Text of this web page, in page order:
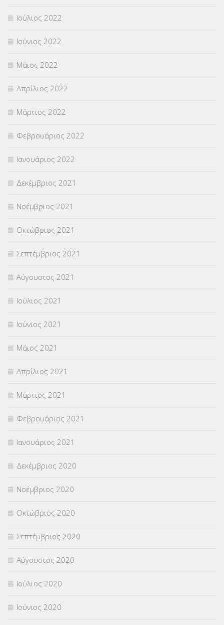
Ιούλιος 2022
Ιούνιος 2022
Μάιος 2022
Απρίλιος 2022
Μάρτιος 2022
Φεβρουάριος 2022
Ιανουάριος 2022
Δεκέμβριος 2021
Νοέμβριος 2021
Οκτώβριος 2021
Σεπτέμβριος 2021
Αύγουστος 2021
Ιούλιος 2021
Ιούνιος 2021
Μάιος 2021
Απρίλιος 2021
Μάρτιος 2021
Φεβρουάριος 2021
Ιανουάριος 2021
Δεκέμβριος 2020
Νοέμβριος 2020
Οκτώβριος 2020
Σεπτέμβριος 2020
Αύγουστος 2020
Ιούλιος 2020
Ιούνιος 2020